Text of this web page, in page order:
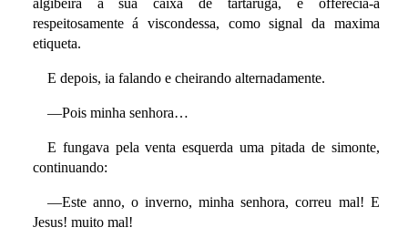
algibeira a sua caixa de tartaruga, e offerecia-a
respeitosamente á viscondessa, como signal da maxima
etiqueta.
E depois, ia falando e cheirando alternadamente.
—Pois minha senhora…
E fungava pela venta esquerda uma pitada de simonte,
continuando:
—Este anno, o inverno, minha senhora, correu mal! E
Jesus! muito mal!